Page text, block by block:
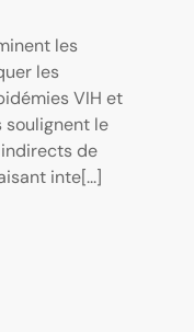
les
les
VIH et
soulignent le
de
inte[...]